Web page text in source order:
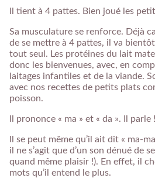
Il tient à 4 pattes. Bien joué les
Sa musculature se renforce. Déjà
de se mettre à 4 pattes, il va
tout seul. Les protéines du lait
donc les bienvenues, avec, en
laitages infantiles et de la viande.
avec nos recettes de petits plats
poisson.
Il prononce « ma » et « da ». Il parle !
Il se peut même qu’il ait dit « ma-
il ne s’agit que d’un son dénué de
quand même plaisir !). En effet, il
mots qu’il entend le plus.